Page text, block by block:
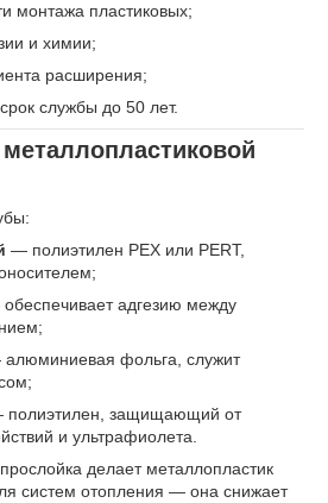
монтажа пластиковых;
и химии;
расширения;
службы до 50 лет.
— полиэтилен PEX или PERT,
адгезию между
фольга, служит
защищающий от
и ультрафиолета.
делает металлопластик
систем отопления — она снижает